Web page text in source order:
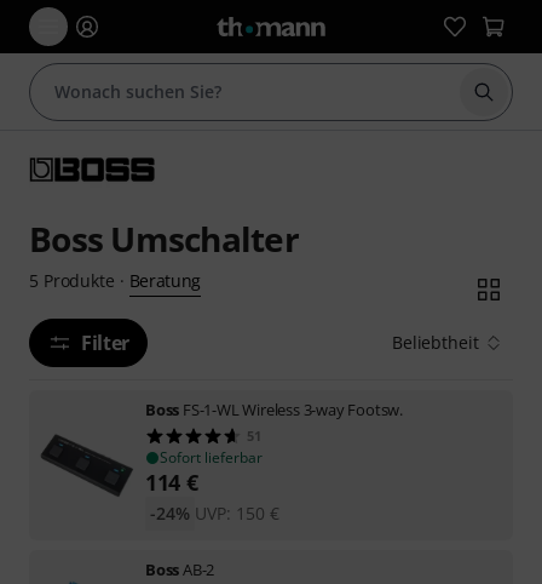
Suche
Boss Umschalter
5 Produkte · Beratung
Filter Beliebtheit
Boss FS-1-WL Wireless 3-way Footsw.
51
Sofort lieferbar
114 €
UVP: 150 €
-24%
BossAB-2